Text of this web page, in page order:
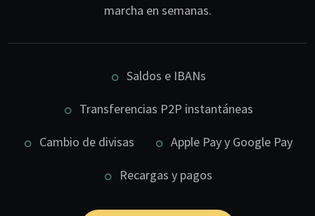
marcha en semanas.
Saldos e IBANs
Transferencias P2P instantáneas
Cambio de divisas Apple Pay y Google Pay
Recargas y pagos